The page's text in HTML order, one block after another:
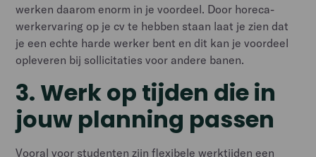
werken daarom enorm in je voordeel. Door horeca-
werkervaring op je cv te hebben staan laat je zien dat
je een echte harde werker bent en dit kan je voordeel
opleveren bij sollicitaties voor andere banen.
3. Werk op tijden die in
jouw planning passen
Vooral voor studenten zijn flexibele werktijden een